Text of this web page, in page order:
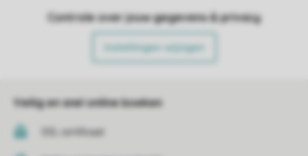
Controle over jouw gegevens & privacy
Instellingen wijzigen
Veilig en snel online boeken
SSL certificaat